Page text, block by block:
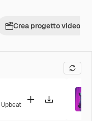
Crea progetto video
Upbeat